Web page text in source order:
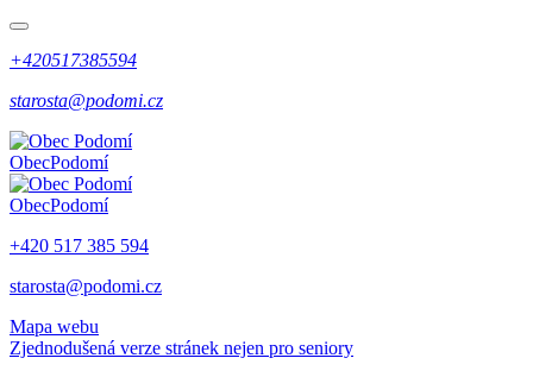
+420517385594
starosta@podomi.cz
ObecPodomí
ObecPodomí
+420 517 385 594
starosta@podomi.cz
Mapa webu
Zjednodušená verze stránek nejen pro seniory